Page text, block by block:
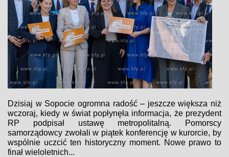
Dzisiaj w Sopocie ogromna radość – jeszcze większa niż
wczoraj, kiedy w świat popłynęła informacja, że prezydent
RP podpisał ustawę metropolitalną. Pomorscy
samorządowcy zwołali w piątek konferencję w kurorcie, by
wspólnie uczcić ten historyczny moment. Nowe prawo to
finał wieloletnich...